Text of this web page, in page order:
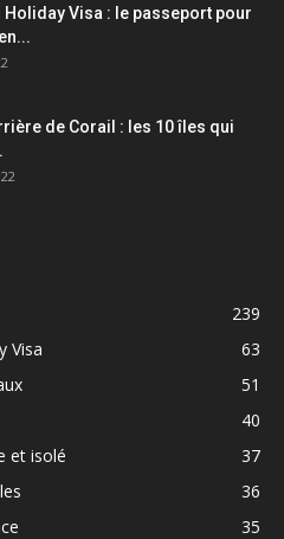
Holiday Visa : le passeport pour
de Corail : les 10 îles qui
239
Visa
63
51
40
et isolé
37
36
35